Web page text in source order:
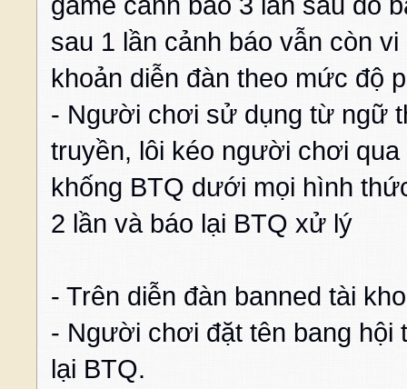
sau 1 lần cảnh báo vẫn còn
khoản diễn đàn theo mức độ
- Người chơi sử dụng từ ngữ
truyền, lôi kéo người chơi
khống BTQ dưới mọi hình
2 lần và báo lại BTQ xử lý
- Trên diễn đàn banned tài
- Người chơi đặt tên bang hội
lại BTQ.